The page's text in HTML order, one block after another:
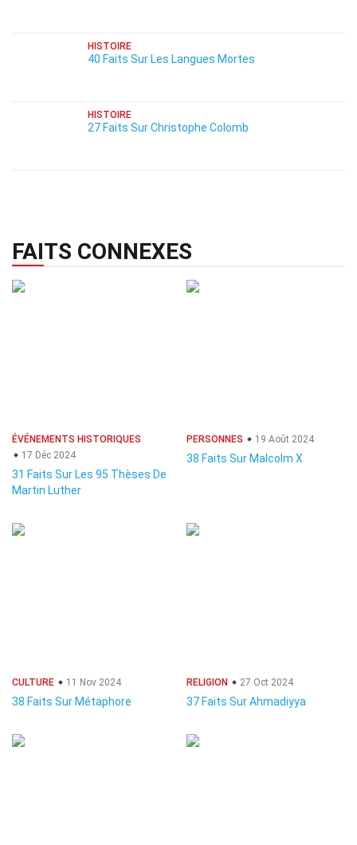
HISTOIRE
40 Faits Sur Les Langues Mortes
HISTOIRE
27 Faits Sur Christophe Colomb
FAITS CONNEXES
ÉVÉNEMENTS HISTORIQUES
17 Déc 2024
31 Faits Sur Les 95 Thèses De
Martin Luther
PERSONNES 19 Août 2024
38 Faits Sur Malcolm X
CULTURE 11 Nov 2024
38 Faits Sur Métaphore
RELIGION 27 Oct 2024
37 Faits Sur Ahmadiyya